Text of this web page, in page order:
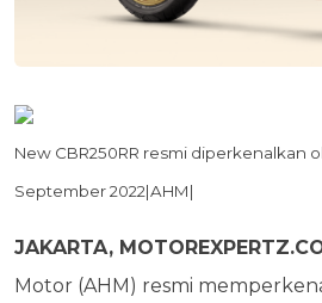
New CBR250RR resmi diperkenalkan
September 2022|AHM|
JAKARTA,
Motor (AHM) resmi